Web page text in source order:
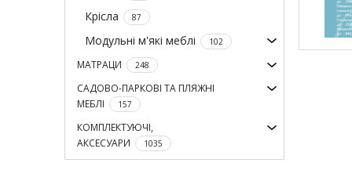
Крісла 87
Модульні м'які меблі 102
МАТРАЦИ 248
САДОВО-ПАРКОВІ ТА ПЛЯЖНІ
МЕБЛІ
157
КОМПЛЕКТУЮЧІ,
АКСЕСУАРИ
1035